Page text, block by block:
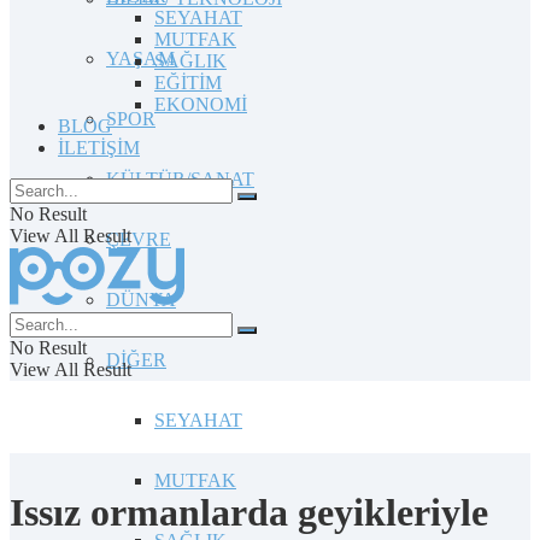
YAŞAM
SPOR
KÜLTÜR/SANAT
ÇEVRE
DÜNYA
DİĞER
SEYAHAT
MUTFAK
SEYAHAT
MUTFAK
SAĞLIK
EĞİTİM
EKONOMİ
BLOG
İLETİŞİM
No Result
View All Result
No Result
View All Result
Issız ormanlarda geyikleriyle